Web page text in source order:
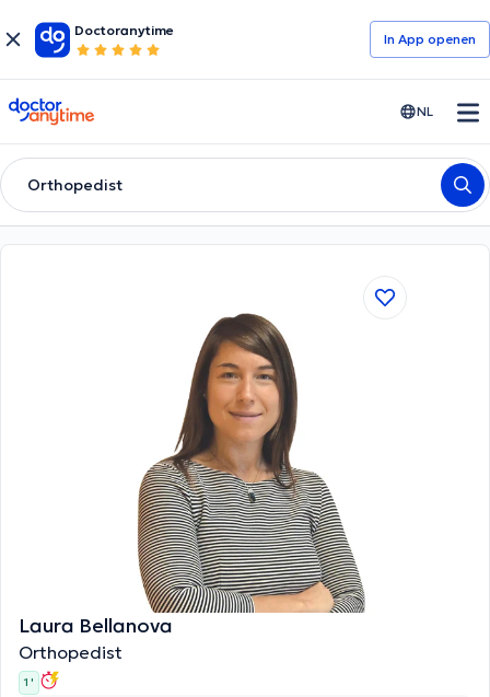
Doctoranytime
In App openen
doctoranytime NL
Orthopedist
Laura Bellanova
Orthopedist
1 '